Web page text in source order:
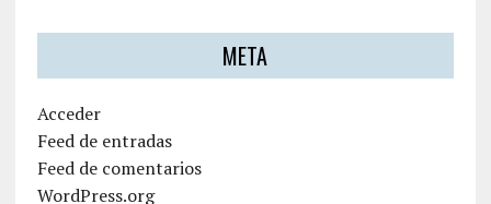
META
Acceder
Feed de entradas
Feed de comentarios
WordPress.org